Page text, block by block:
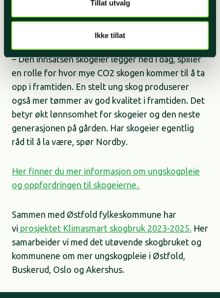
Tillat utvalg
Ikke tillat
investeringen en allerede har gjort i planter og
planting. Det blir mer kostbart å gjøre desto
– Den innsatsen skogeier legger ned i dag, spiller
en rolle for hvor mye CO2 skogen kommer til å ta
opp i framtiden. En stelt ung skog produserer
også mer tømmer av god kvalitet i framtiden. Det
betyr økt lønnsomhet for skogeier og den neste
generasjonen på gården. Har skogeier egentlig
råd til å la være, spør Nordby.
Her finner du mer informasjon om ungskogpleie
og oppfordringen til skogeierne.
Sammen med Østfold fylkeskommune har
vi prosjektet Klimasmart skogbruk 2023-2025. Her
samarbeider vi med det utøvende skogbruket og
kommunene om mer ungskogpleie i Østfold,
Buskerud, Oslo og Akershus.